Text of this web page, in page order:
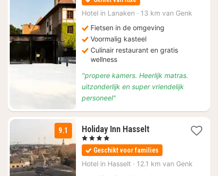
235
Hotel in Lanaken · 13 km van Genk
Fietsen in de omgeving
Voormalig kasteel
Culinair restaurant en gratis
wellness
"propere kamers. Heerlijk matras.
uitzonderlijk en super vriendelijk
personeel"
9.1 Holiday Inn Hasselt1
vanaf
€
137
, 4 Sterren
Geschikt voor families
Hotel in Hasselt · 12.1 km van Genk